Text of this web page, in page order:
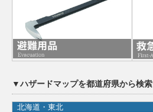
▼ハザードマップを都道府県から検索
北海道・東北